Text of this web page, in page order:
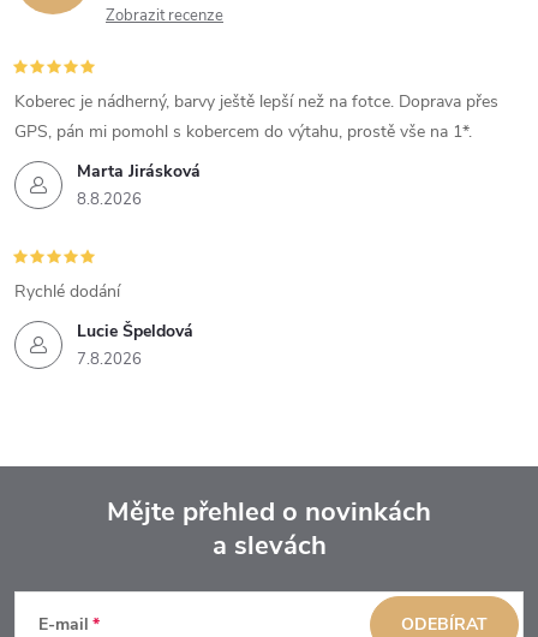
Zobrazit recenze
Marta Jirásková
8.8.2026
Koberec je nádherný, barvy ještě lepší než na fotce. Doprava přes
GPS, pán mi pomohl s kobercem do výtahu, prostě vše na 1*.
Lucie Špeldová
7.8.2026
Rychlé dodání
Mějte přehled o novinkách
a slevách
E-mail ODEBÍRAT